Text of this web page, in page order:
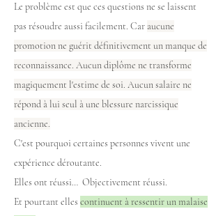
Le problème est que ces questions ne se laissent
pas résoudre aussi facilement. Car aucune
promotion ne guérit définitivement un manque de
reconnaissance. Aucun diplôme ne transforme
magiquement l'estime de soi. Aucun salaire ne
répond à lui seul à une blessure narcissique
ancienne.
C'est pourquoi certaines personnes vivent une
expérience déroutante.
Elles ont réussi… Objectivement réussi.
Et pourtant elles continuent à ressentir un malaise